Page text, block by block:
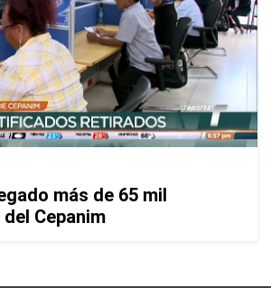
más de 65 mil
Cepanim